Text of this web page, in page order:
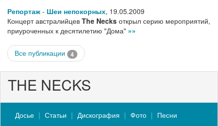
Репортаж - Шеи непокорных, 19.05.2009
Концерт австралийцев The Necks открыл серию мероприятий,
приуроченных к десятилетию "Дома" »»
Все публикации 4
THE NECKS
Досье Статьи Дискография Фото
Песни